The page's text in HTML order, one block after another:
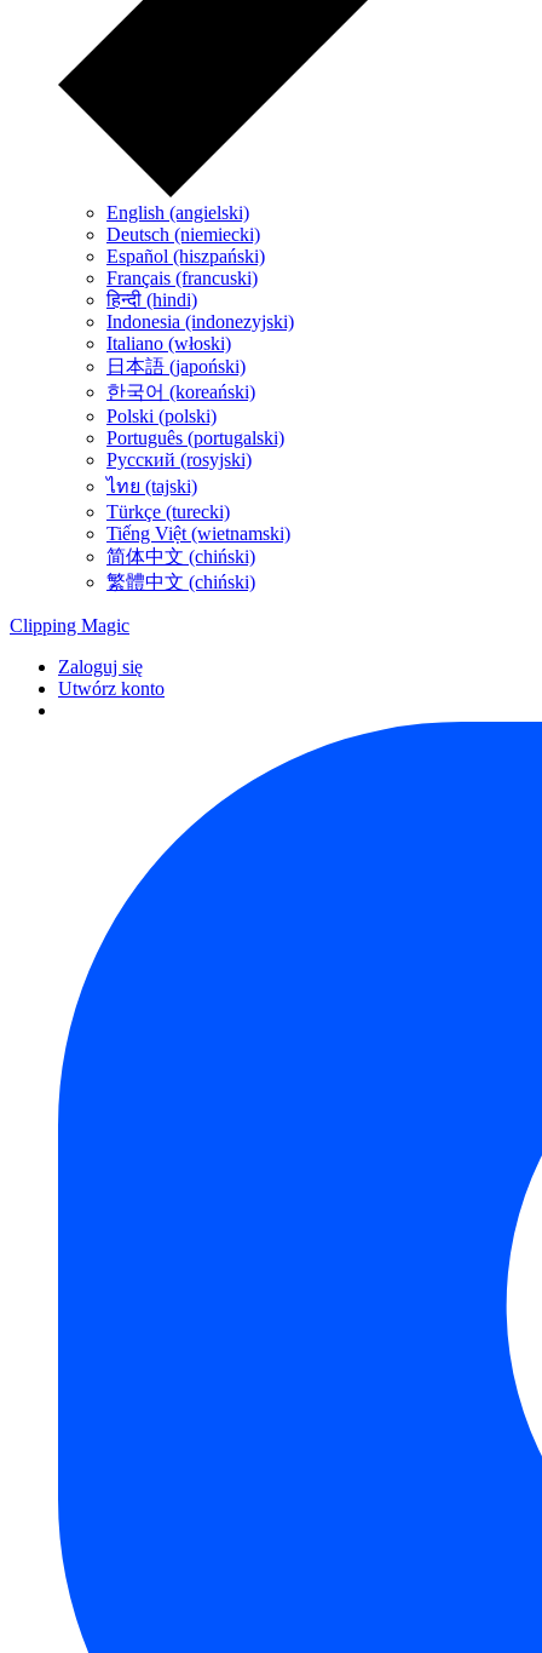
English (angielski)
Deutsch (niemiecki)
Español (hiszpański)
Français (francuski)
हिन्दी (hindi)
Indonesia (indonezyjski)
Italiano (włoski)
日本語 (japoński)
한국어 (koreański)
Polski (polski)
Português (portugalski)
Русский (rosyjski)
ไทย (tajski)
Türkçe (turecki)
Tiếng Việt (wietnamski)
简体中文 (chiński)
繁體中文 (chiński)
Clipping Magic
Zaloguj się
Utwórz konto